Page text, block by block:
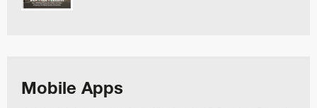
Mobile Apps